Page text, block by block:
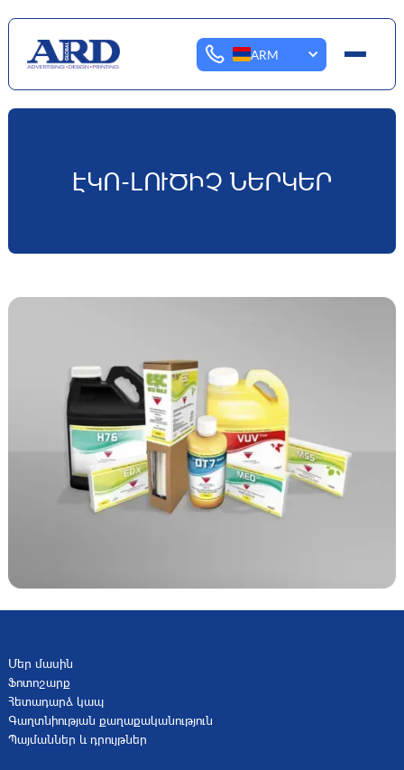
ARM
ԷԿՈ-ԼՈՒԾԻՉ ՆԵՐԿԵՐ
Մեր մասին
Ֆոտոշարք
Հետադարձ կապ
Գաղտնիության քաղաքականություն
Պայմաններ և դրույթներ